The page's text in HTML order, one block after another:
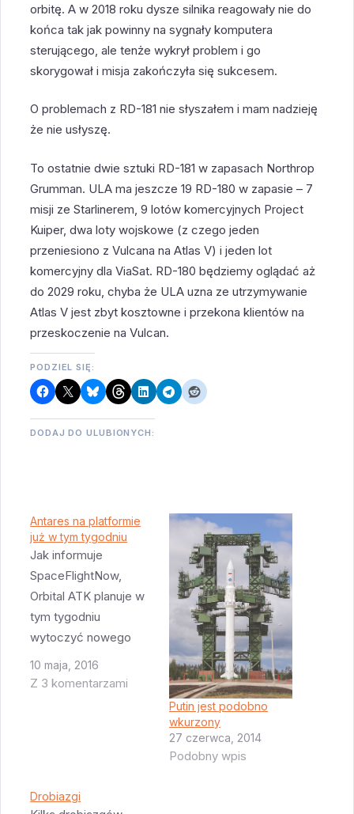
orbitę. A w 2018 roku dysze silnika reagowały nie do
końca tak jak powinny na sygnały komputera
sterującego, ale tenże wykrył problem i go
skorygował i misja zakończyła się sukcesem.
O problemach z RD-181 nie słyszałem i mam nadzieję
że nie usłyszę.
To ostatnie dwie sztuki RD-181 w zapasach Northrop
Grumman. ULA ma jeszcze 19 RD-180 w zapasie – 7
misji ze Starlinerem, 9 lotów komercyjnych Project
Kuiper, dwa loty wojskowe (z czego jeden
przeniesiono z Vulcana na Atlas V) i jeden lot
komercyjny dla ViaSat. RD-180 będziemy oglądać aż
do 2029 roku, chyba że ULA uzna ze utrzymywanie
Atlas V jest zbyt kosztowne i przekona klientów na
przeskoczenie na Vulcan.
PODZIEL SIĘ:
DODAJ DO ULUBIONYCH:
Antares na platformie
już w tym tygodniu
Jak informuje
SpaceFlightNow,
Orbital ATK planuje w
tym tygodniu
wytoczyć nowego
Antaresa na platformę
w Wallops. Firma
odliczanie aż do
10 maja, 2016
Z 3 komentarzami
Putin jest podobno
wkurzony
27 czerwca, 2014
Podobny wpis
Drobiazgi